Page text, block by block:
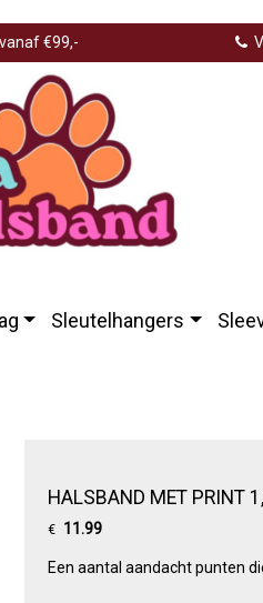
€99,-
Sleutelhangers
HALSBAND MET PRINT
€ 11.99
Een aantal aandacht punten